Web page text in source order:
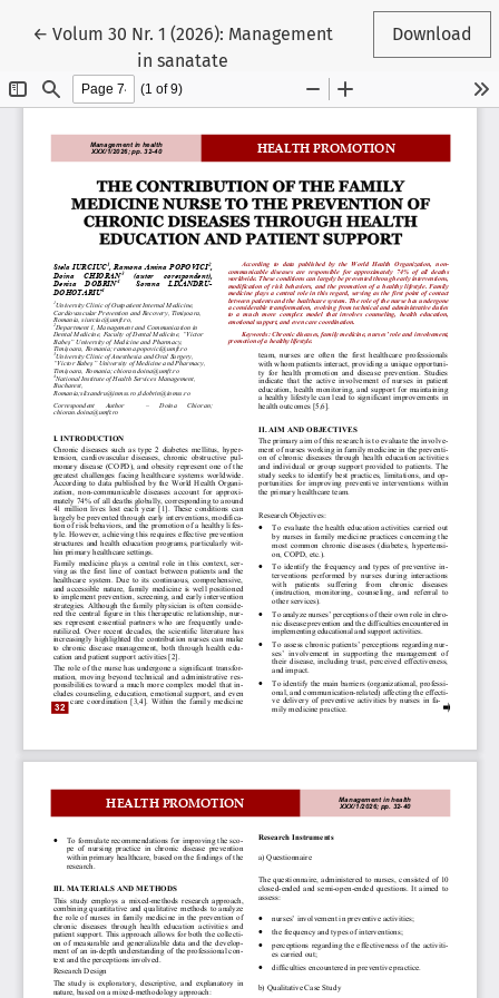
← Reveniți la detaliile articolului
Volum 30 Nr. 1 (2026): Management
in sanatate
Download